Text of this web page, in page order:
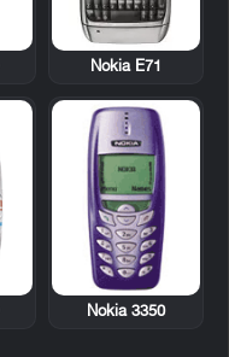
Nokia E71
Nokia 3350